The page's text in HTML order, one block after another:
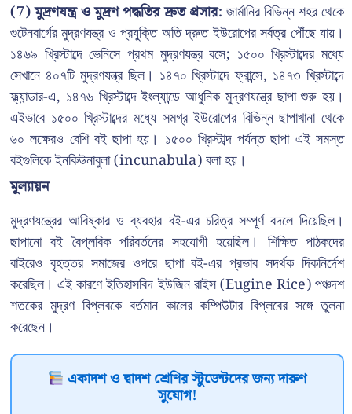
(7) মুদ্রণযন্ত্র ও মুদ্রণ পদ্ধতির দ্রুত প্রসার: জার্মানির বিভিন্ন শহর থেকে
গুটেনবার্গের মুদ্রণযন্ত্র ও প্রযুক্তি অতি দ্রুত ইউরোপের সর্বত্র পৌঁছে যায়।
১৪৬৯ খ্রিস্টাব্দে ভেনিসে প্রথম মুদ্রণযন্ত্র বসে; ১৫০০ খ্রিস্টাব্দের মধ্যে
সেখানে ৪০৭টি মুদ্রণযন্ত্র ছিল। ১৪৭০ খ্রিস্টাব্দে ফ্রান্সে, ১৪৭৩ খ্রিস্টাব্দে
ফ্ল্যান্ডার-এ, ১৪৭৬ খ্রিস্টাব্দে ইংল্যান্ডে আধুনিক মুদ্রণযন্ত্রে ছাপা শুরু হয়।
এইভাবে ১৫০০ খ্রিস্টাব্দের মধ্যে সমগ্র ইউরোপের বিভিন্ন ছাপাখানা থেকে
৬০ লক্ষেরও বেশি বই ছাপা হয়। ১৫০০ খ্রিস্টাব্দ পর্যন্ত ছাপা এই সমস্ত
বইগুলিকে ইনকিউনাবুলা (incunabula) বলা হয়।
মূল্যায়ন
মুদ্রণযন্ত্রের আবিষ্কার ও ব্যবহার বই-এর চরিত্র সম্পূর্ণ বদলে দিয়েছিল।
ছাপানো বই বৈপ্লবিক পরিবর্তনের সহযোগী হয়েছিল। শিক্ষিত পাঠকদের
বাইরেও বৃহত্তর সমাজের ওপরে ছাপা বই-এর প্রভাব সদর্থক দিকনির্দেশ
করেছিল। এই কারণে ইতিহাসবিদ ইউজিন রাইস (Eugine Rice) পঞ্চদশ
শতকের মুদ্রণ বিপ্লবকে বর্তমান কালের কম্পিউটার বিপ্লবের সঙ্গে তুলনা
করেছেন।
একাদশ ও দ্বাদশ শ্রেণির স্টুডেন্টদের জন্য দারুণ
সুযোগ!